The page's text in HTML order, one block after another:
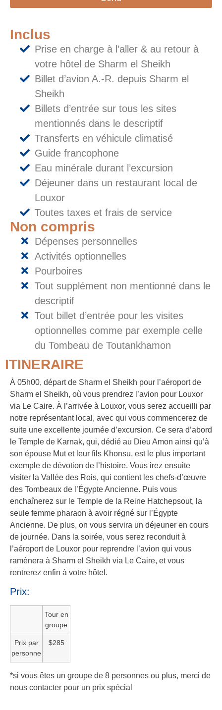
Inclus
Prise en charge à l’aller & au retour à
votre hôtel de Sharm el Sheikh
Billet d’avion A.-R. depuis Sharm el
Sheikh
Billets d’entrée sur tous les sites
mentionnés dans le descriptif
Transferts en véhicule climatisé
Guide francophone
Eau minérale durant l’excursion
Déjeuner dans un restaurant local de
Louxor
Toutes taxes et frais de service
Non compris
Dépenses personnelles
Activités optionnelles
Pourboires
Tout supplément non mentionné dans le
descriptif
Tout billet d’entrée pour les visites
optionnelles comme par exemple celle
du Tombeau de Toutankhamon
ITINERAIRE
À 05h00, départ de Sharm el Sheikh pour l’aéroport de
Sharm el Sheikh, où vous prendrez l’avion pour Louxor
via Le Caire. À l’arrivée à Louxor, vous serez accueilli par
notre représentant local, avec qui vous commencerez de
suite une excellente journée d’excursion. Ce sera d’abord
le Temple de Karnak, qui, dédié au Dieu Amon ainsi qu’à
son épouse Mut et leur fils Khonsu, est le plus important
exemple de dévotion de l’histoire. Vous irez ensuite
visiter la Vallée des Rois, qui contient les chefs-d’œuvre
des Tombeaux de l’Égypte Ancienne. Puis vous
enchaînerez sur le Temple de la Reine Hatchepsout, la
seule femme pharaon à avoir régné sur l’Égypte
Ancienne. De plus, on vous servira un déjeuner en cours
de journée. Dans la soirée, vous serez reconduit à
l’aéroport de Louxor pour reprendre l’avion qui vous
ramènera à Sharm el Sheikh via Le Caire, et vous
rentrerez enfin à votre hôtel.
Prix:
Tour en
groupe
Prix par
personne
$285
*si vous êtes un groupe de 8 personnes ou plus, merci de
nous contacter pour un prix spécial